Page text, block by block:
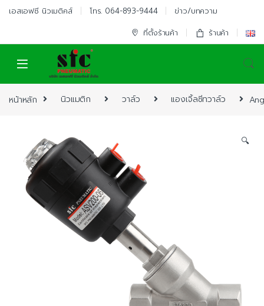
Skip to navigation
Skip to content
เอสเอฟซี นิวเมติคส์ โทร. 064-893-9444
ข่าว/บทความ
ที่ตั้งร้านค้า
ร้านค้า
หน้าหลัก นิวแมติก วาล์ว แองเจิ้ลซีทวาล์ว
🔍